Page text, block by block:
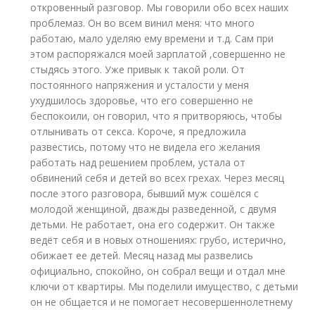
откровенный разговор. Мы говорили обо всех наших
проблемаз. Он во всем винил меня: что много
работаю, мало уделяю ему времени и т.д. Сам при
этом распоряжался моей зарплатой ,совершенно не
стыдясь этого. Уже привык к такой роли. От
постоянного напряжения и усталости у меня
ухудшилось здоровье, что его совершенно не
беспокоили, он говорил, что я притворяюсь, чтобы
отлынивать от секса. Короче, я предложила
развестись, потому что не видела его желания
работать над решением проблем, устала от
обвинений себя и детей во всех грехах. Через месяц
после этого разговора, бывший муж сошёлся с
молодой женщиной, дважды разведенной, с двумя
детьми. Не работает, она его содержит. Он также
ведёт себя и в новых отношениях: грубо, истерично,
обижает ее детей. Месяц назад мы развелись
официально, спокойно, он собрал вещи и отдал мне
ключи от квартиры. Мы поделили имущество, с детьми
он не общается и не помогает несовершеннолетнему